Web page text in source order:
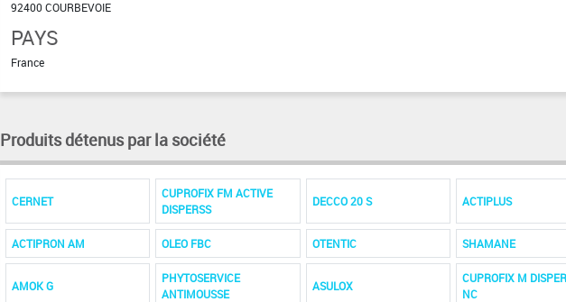
92400 COURBEVOIE
PAYS
France
Produits détenus par la société
CERNET
CUPROFIX FM ACTIVE
DISPERSS
DECCO 20 S ACTIPLUS
ACTIPRON AM OLEO FBC OTENTIC SHAMANE
AMOK G
PHYTOSERVICE
ANTIMOUSSE
ASULOX
CUPROFIX M
NC